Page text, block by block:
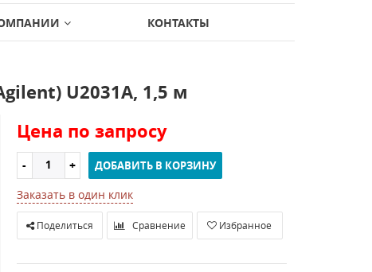
КОНТАКТЫ
U2031A, 1,5 м
Цена по запросу
ДОБАВИТЬ В КОРЗИНУ
Заказать в один клик
Поделиться Сравнение Избранное